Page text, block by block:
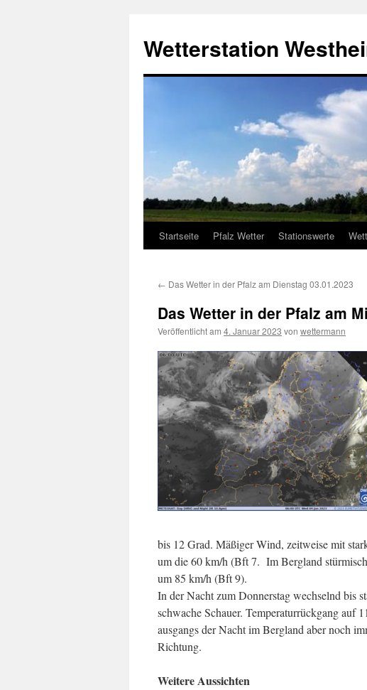
springen
Wetterstation
Startseite Pfalz Wetter Stationswerte
← Das Wetter in der Pfalz am Dienstag 03.01.2023
Das Wetter in der Pfalz am
Veröffentlicht am 4. Januar 2023 von wettermann
bis 12 Grad. Mäßiger Wind, zeitweise mit
um die 60 km/h (Bft 7. Im Bergland
um 85 km/h (Bft 9).
In der Nacht zum Donnerstag wechselnd bis
schwache Schauer. Temperaturrückgang auf
ausgangs der Nacht im Bergland aber noch
Richtung.
Weitere Aussichten